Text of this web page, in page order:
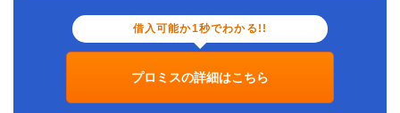
借入可能か1秒でわかる!!
プロミスの詳細はこちら